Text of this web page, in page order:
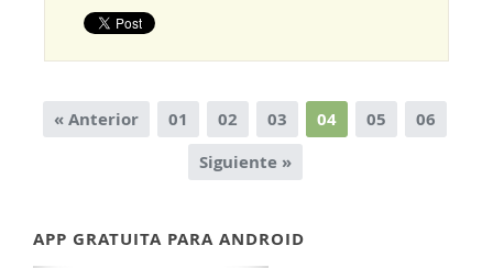
« Anterior 01 02 03 04 05
06
Siguiente »
APP GRATUITA PARA ANDROID